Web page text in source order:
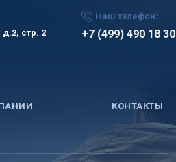
стр. 2
Наш телефон:
+7 (499) 490 18 30
КОНТАКТЫ